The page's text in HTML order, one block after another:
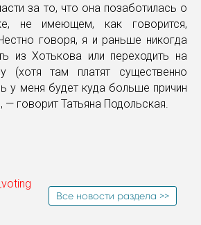
за то, что она позаботилась о
не имеющем, как говорится,
говоря, я и раньше никогда
из Хотькова или переходить на
(хотя там платят существенно
у меня будет куда больше причин
— говорит Татьяна Подольская.
Все новости раздела >>